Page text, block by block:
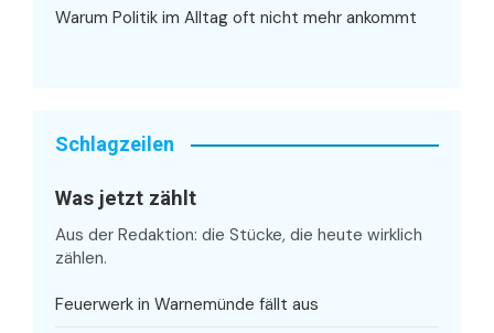
Warum Politik im Alltag oft nicht mehr ankommt
Schlagzeilen
Was jetzt zählt
Aus der Redaktion: die Stücke, die heute wirklich
zählen.
Feuerwerk in Warnemünde fällt aus